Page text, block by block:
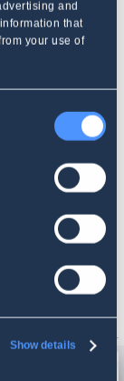
and
that
your use of
Show details
krize